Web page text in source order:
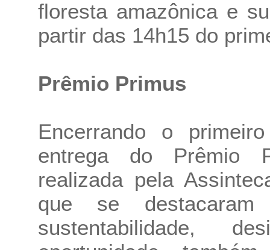
floresta amazônica e
partir das 14h15 do
Prêmio Primus
Encerrando o
entrega do Prêmio
realizada pela
que se
sustentabilidade,